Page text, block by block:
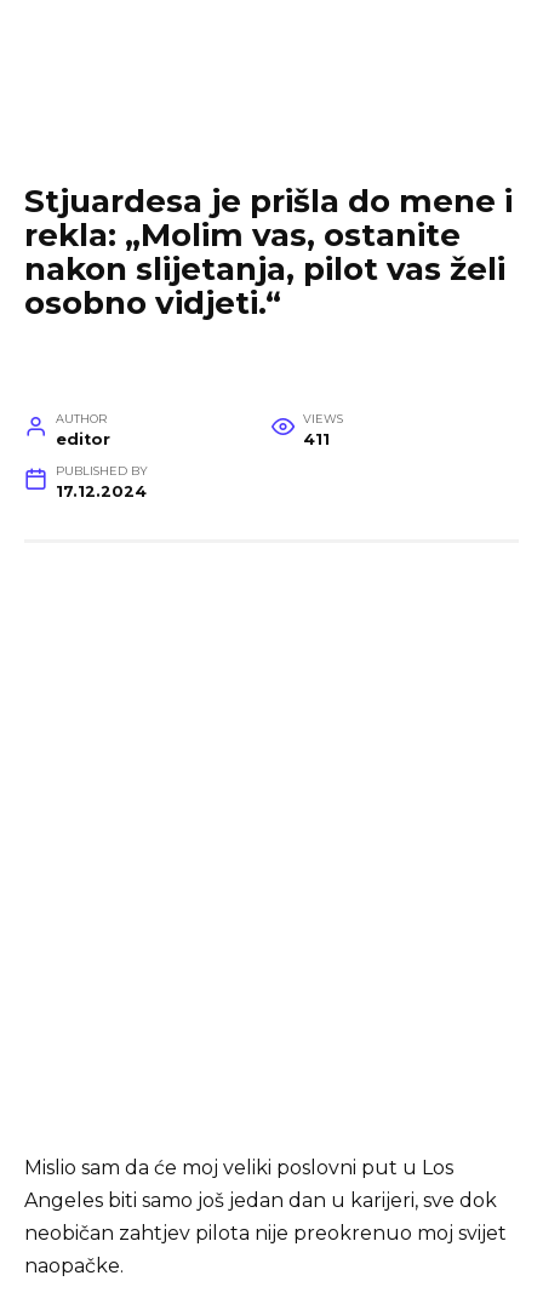
Stjuardesa je prišla do mene i
rekla: „Molim vas, ostanite
nakon slijetanja, pilot vas želi
osobno vidjeti.“
AUTHOR
editor
VIEWS
411
PUBLISHED BY
17.12.2024
Mislio sam da će moj veliki poslovni put u Los
Angeles biti samo još jedan dan u karijeri, sve dok
neobičan zahtjev pilota nije preokrenuo moj svijet
naopačke.